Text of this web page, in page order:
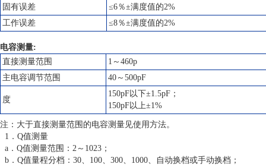
固有误差
≤6％±满度值的2%
工作误差
≤8％±满度值的2%
电容测量:
直接测量范围
1～460p
主电容调节范围
40～500pF
度
150pF以下±1.5pF；
150pF以上±1%
注：大于直接测量范围的电容测量见使用方法。
1．Q值测量
a．Q值测量范围：2～1023；
b．Q值量程分档：30、100、300、1000、自动换档或手动换档；